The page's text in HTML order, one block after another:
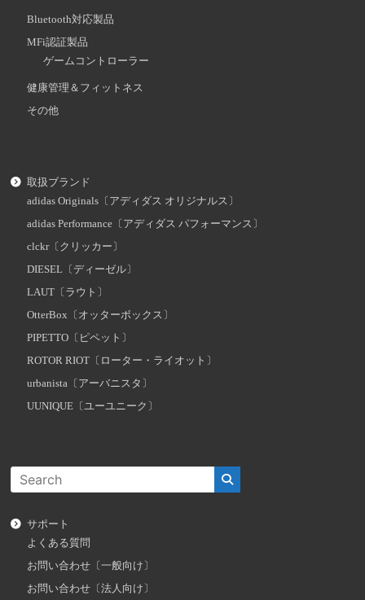
Bluetooth対応製品
MFi認証製品
ゲームコントローラー
健康管理＆フィットネス
その他
取扱ブランド
adidas Originals〔アディダス オリジナルス〕
adidas Performance〔アディダス パフォーマンス〕
clckr〔クリッカー〕
DIESEL〔ディーゼル〕
LAUT〔ラウト〕
OtterBox〔オッターボックス〕
PIPETTO〔ピペット〕
ROTOR RIOT〔ローター・ライオット〕
urbanista〔アーバニスタ〕
UUNIQUE〔ユーユニーク〕
サポート
よくある質問
お問い合わせ〔一般向け〕
お問い合わせ〔法人向け〕